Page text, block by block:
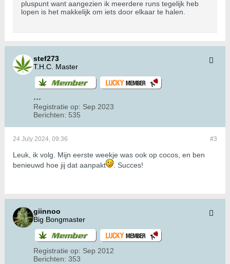
pluspunt want aangezien ik meerdere runs tegelijk heb
lopen is het makkelijk om iets door elkaar te halen.
stef273
T.H.C. Master
Registratie op: Sep 2023
Berichten: 535
#3
24 July 2024, 09:36
Leuk, ik volg. Mijn eerste weekje was ook op cocos, en ben
benieuwd hoe jij dat aanpakt
. Succes!
giinnoo
Big Bongmaster
Registratie op: Sep 2012
Berichten: 353